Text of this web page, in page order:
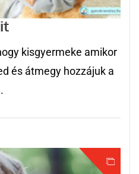
kisgyermeke amikor
és átmegy hozzájuk a